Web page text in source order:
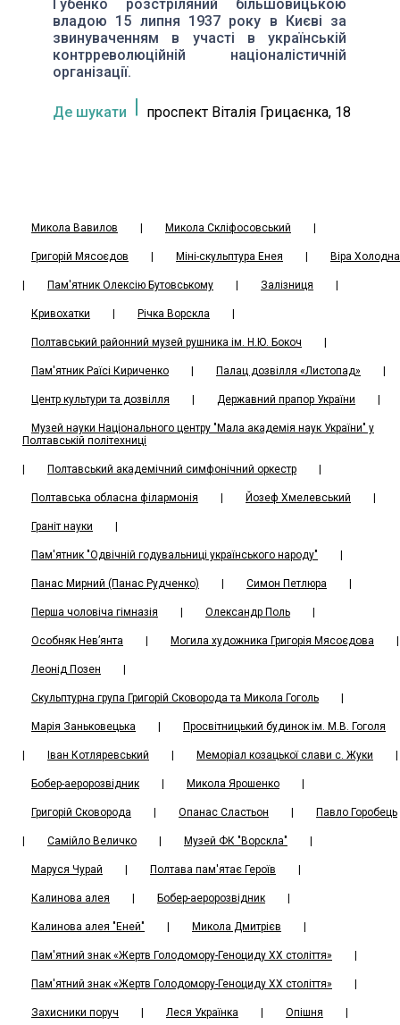
Губенко розстріляний більшовицькою
владою 15 липня 1937 року в Києві за
звинуваченням в участі в українській
контрреволюційній націоналістичній
організації.
Де шукати проспект Віталія Грицаєнка, 18
Микола Вавилов | Микола Скліфосовський |
Григорій Мясоєдов | Міні-скульптура Енея | Віра Холодна
| Пам'ятник Олексію Бутовському | Залізниця |
Кривохатки | Річка Ворскла |
Полтавський районний музей рушника ім. Н.Ю. Бокоч |
Пам'ятник Раїсі Кириченко | Палац дозвілля «Листопад» |
Центр культури та дозвілля | Державний прапор України |
Музей науки Національного центру "Мала академія наук України" у
Полтавській політехниці
| Полтавський академічний симфонічний оркестр |
Полтавська обласна філармонія | Йозеф Хмелевський |
Граніт науки |
Пам'ятник "Одвічній годувальниці українського народу" |
Панас Мирний (Панас Рудченко) | Симон Петлюра |
Перша чоловіча гімназія | Олександр Поль |
Особняк Нев’янта | Могила художника Григорія Мясоєдова |
Леонід Позен |
Скульптурна група Григорій Сковорода та Микола Гоголь |
Марія Заньковецька | Просвітницький будинок ім. М.В. Гоголя
| Іван Котляревський | Меморіал козацької слави с. Жуки |
Бобер-аеророзвідник | Микола Ярошенко |
Григорій Сковорода | Опанас Сластьон | Павло Горобець
| Самійло Величко | Музей ФК "Ворскла" |
Маруся Чурай | Полтава пам'ятає Героїв |
Калинова алея | Бобер-аеророзвідник |
Калинова алея "Еней" | Микола Дмитрієв |
Пам'ятний знак «Жертв Голодомору-Геноциду ХХ століття» |
Пам'ятний знак «Жертв Голодомору-Геноциду ХХ століття» |
Захисники поруч | Леся Українка | Oпішня |